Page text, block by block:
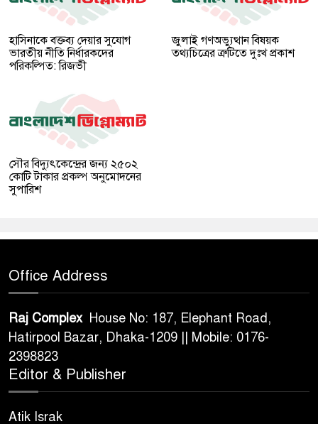
হাসিনাকে বক্তব্য দেয়ার সুযোগ
ভারতীয় নীতি নির্ধারকদের
পরিকল্পিত: রিজভী
জুলাই গণঅভ্যুত্থান বিষয়ক
তথ্যচিত্রের ত্রুটিতে দুঃখ প্রকাশ
সৌর বিদ্যুৎকেন্দ্রের জন্য ২৫০২
কোটি টাকার প্রকল্প অনুমোদনের
সুপারিশ
Office Address
Raj Complex House No: 187, Elephant Road,
Hatirpool Bazar, Dhaka-1209 || Mobile: 0176-
2398823
Editor & Publisher
Atik Israk